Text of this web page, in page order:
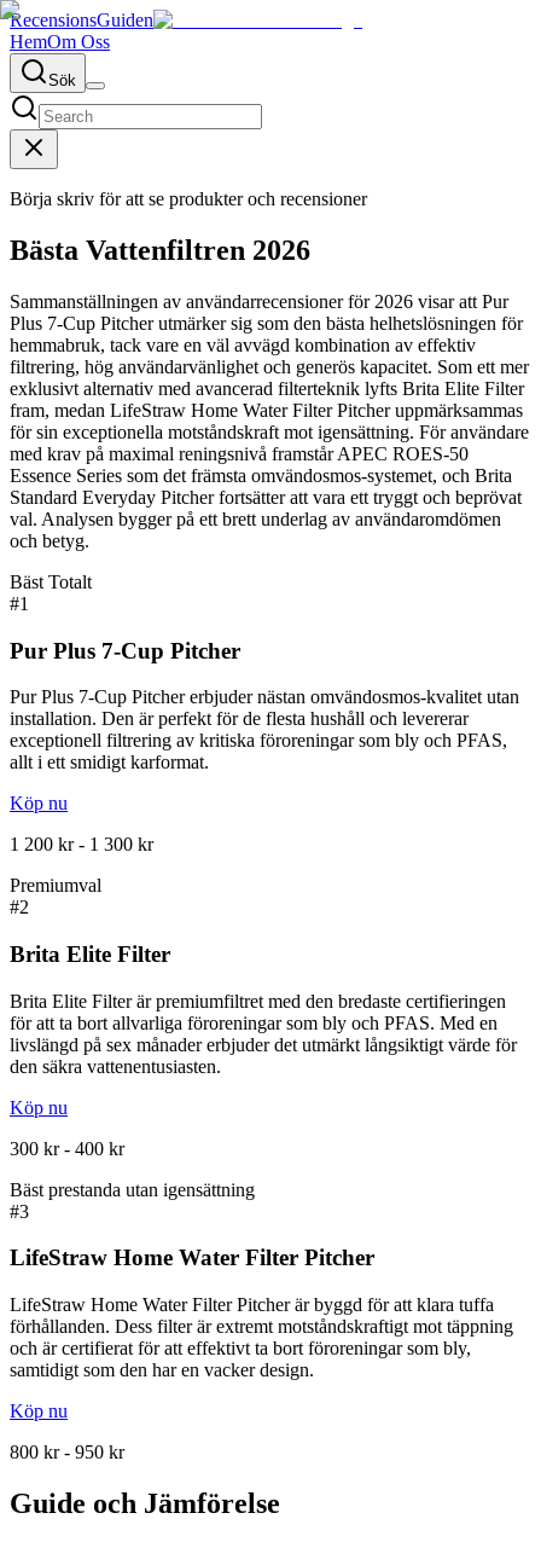
RecensionsGuiden
HemOm Oss
Sök
Börja skriv för att se produkter och recensioner
Bästa Vattenfiltren 2026
Sammanställningen av användarrecensioner för 2026 visar att Pur
Plus 7-Cup Pitcher utmärker sig som den bästa helhetslösningen för
hemmabruk, tack vare en väl avvägd kombination av effektiv
filtrering, hög användarvänlighet och generös kapacitet. Som ett mer
exklusivt alternativ med avancerad filterteknik lyfts Brita Elite Filter
fram, medan LifeStraw Home Water Filter Pitcher uppmärksammas
för sin exceptionella motståndskraft mot igensättning. För användare
med krav på maximal reningsnivå framstår APEC ROES-50
Essence Series som det främsta omvändosmos-systemet, och Brita
Standard Everyday Pitcher fortsätter att vara ett tryggt och beprövat
val. Analysen bygger på ett brett underlag av användaromdömen
och betyg.
Bäst Totalt
#1
Pur Plus 7-Cup Pitcher
Pur Plus 7-Cup Pitcher erbjuder nästan omvändosmos-kvalitet utan
installation. Den är perfekt för de flesta hushåll och levererar
exceptionell filtrering av kritiska föroreningar som bly och PFAS,
allt i ett smidigt karformat.
Köp nu
1 200 kr - 1 300 kr
Premiumval
#2
Brita Elite Filter
Brita Elite Filter är premiumfiltret med den bredaste certifieringen
för att ta bort allvarliga föroreningar som bly och PFAS. Med en
livslängd på sex månader erbjuder det utmärkt långsiktigt värde för
den säkra vattenentusiasten.
Köp nu
300 kr - 400 kr
Bäst prestanda utan igensättning
#3
LifeStraw Home Water Filter Pitcher
LifeStraw Home Water Filter Pitcher är byggd för att klara tuffa
förhållanden. Dess filter är extremt motståndskraftigt mot täppning
och är certifierat för att effektivt ta bort föroreningar som bly,
samtidigt som den har en vacker design.
Köp nu
800 kr - 950 kr
Guide och Jämförelse